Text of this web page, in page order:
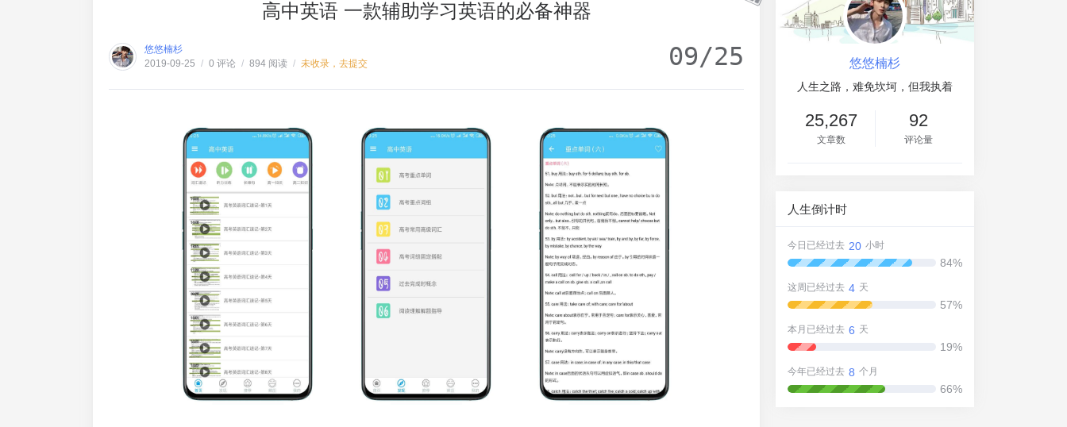
高中英语 一款辅助学习英语的必备神器
悠悠楠杉
2019-09-25 / 0 评论 / 894 阅读 / 未收录，去提交 09/25 悠悠楠杉
人生之路，难免坎坷，但我执着
25,267
文章数
92
评论量
人生倒计时
今日已经过去 20 小时
84%
这周已经过去 4 天
57%
本月已经过去 6 天
19%
今年已经过去 8 个月
66%